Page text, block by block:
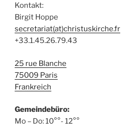
Kontakt:
Birgit Hoppe
secretariat(at)christuskirche.fr
+33.1.45.26.79.43
25 rue Blanche
75009 Paris
Frankreich
Gemeindebüro:
Mo – Do: 10°°- 12°°